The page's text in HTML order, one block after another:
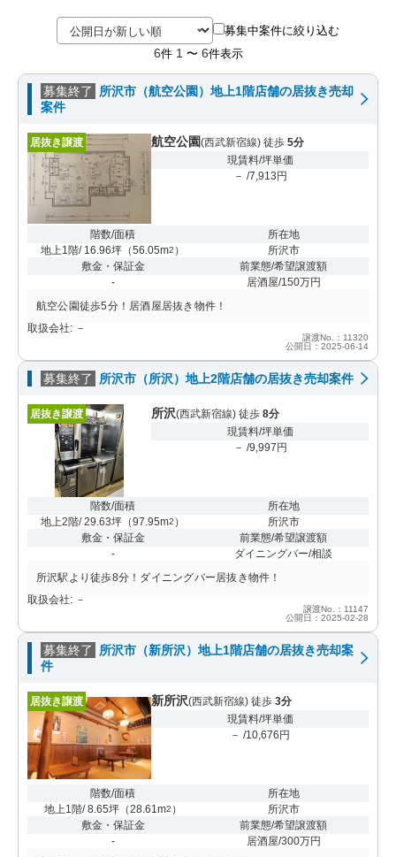
募集中案件に絞り込む
6件 1 〜 6件表示
募集終了
所沢市（航空公園）地上1階店舗の居抜き売却
案件
居抜き譲渡 航空公園(西武新宿線) 徒歩 5分
現賃料/坪単価
－ /7,913円
階数/面積
地上1階/ 16.96坪 （56.05m2 ）
所在地
所沢市
敷金・保証金
-
前業態/希望譲渡額
居酒屋/150万円
航空公園徒歩5分！居酒屋居抜き物件！
取扱会社: －
譲渡No.：11320
公開日：2025-06-14
募集終了 所沢市（所沢）地上2階店舗の居抜き売却案件
居抜き譲渡 所沢(西武新宿線) 徒歩 8分
現賃料/坪単価
－ /9,997円
階数/面積
地上2階/ 29.63坪 （97.95m2 ）
所在地
所沢市
敷金・保証金
-
前業態/希望譲渡額
ダイニングバー/相談
所沢駅より徒歩8分！ダイニングバー居抜き物件！
取扱会社: －
譲渡No.：11147
公開日：2025-02-28
募集終了
所沢市（新所沢）地上1階店舗の居抜き売却案
件
居抜き譲渡 新所沢(西武新宿線) 徒歩 3分
現賃料/坪単価
－ /10,676円
階数/面積
地上1階/ 8.65坪（28.61m2 ）
所在地
所沢市
敷金・保証金
-
前業態/希望譲渡額
居酒屋/300万円